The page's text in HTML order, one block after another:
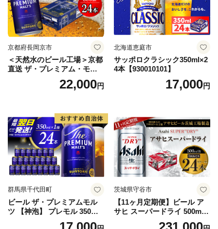
京都府長岡京市
＜天然水のビール工場＞京都
直送 ザ・プレミアム・モル
ツ 350ml×24本 プレモル [149
22,000円
北海道恵庭市
サッポロクラシック350ml×2
4本【930010101】
17,000円
群馬県千代田町
ビール ザ・プレミアムモル
ツ 【神泡】 プレモル 350ml
× 24本 サントリー〈天然水の
茨城県守谷市
【11ヶ月定期便】ビール ア
サヒ スーパードライ 500ml 2
4本 1ケース×11ヶ月 | アサヒ